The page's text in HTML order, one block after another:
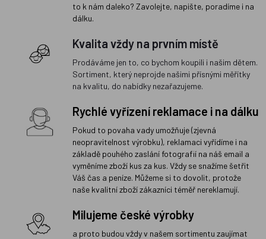
to k nám daleko? Zavolejte, napište, poradíme i na
dálku.
Kvalita vždy na prvním místě
Prodáváme jen to, co bychom koupili i našim dětem.
Sortiment, který neprojde našimi přísnými měřítky
na kvalitu, do nabídky nezařazujeme.
Rychlé vyřízení reklamace i na dálku
Pokud to povaha vady umožňuje (zjevná
neopravitelnost výrobku), reklamaci vyřídíme i na
základě pouhého zaslání fotografií na náš email a
vyměníme zboží kus za kus. Vždy se snažíme šetřit
Váš čas a peníze. Můžeme si to dovolit, protože
naše kvalitní zboží zákazníci téměř nereklamují.
Milujeme české výrobky
a proto budou vždy v našem sortimentu zaujímat